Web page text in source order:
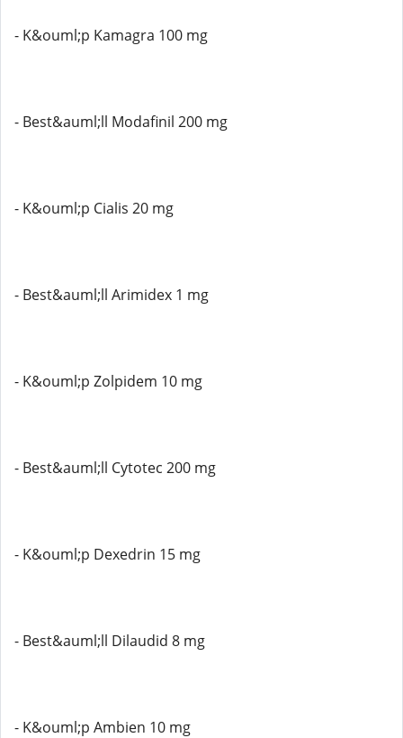
- K&ouml;p Kamagra 100 mg
- Best&auml;ll Modafinil 200 mg
- K&ouml;p Cialis 20 mg
- Best&auml;ll Arimidex 1 mg
- K&ouml;p Zolpidem 10 mg
- Best&auml;ll Cytotec 200 mg
- K&ouml;p Dexedrin 15 mg
- Best&auml;ll Dilaudid 8 mg
- K&ouml;p Ambien 10 mg